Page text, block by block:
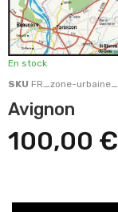
En stock
SKU FR_zone-
Avignon
100,00 €